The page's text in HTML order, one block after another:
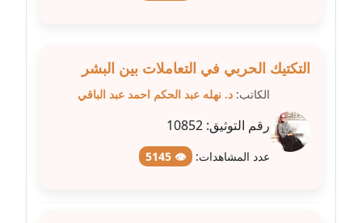
مدونة علاء سرحان
عاملة
مدونة علي الصادق
عاملة
التكتيك الحربي في التعاملات بين البشر
الكاتب: د. نهله عبد الحكم احمد عبد الباقي
رقم التوثيق: 10852
عدد المشاهدات: 👁 5145